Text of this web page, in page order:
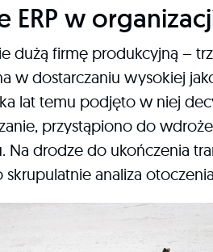
ERP w
dużą firmę produkcyjną –
w dostarczaniu wysokiej
lat temu podjęto w niej
przystąpiono do
Na drodze do ukończenia
skrupulatnie analiza